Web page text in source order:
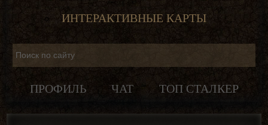
ИНТЕРАКТИВНЫЕ КАРТЫ
ПРОФИЛЬ ЧАТ ТОП СТАЛКЕР